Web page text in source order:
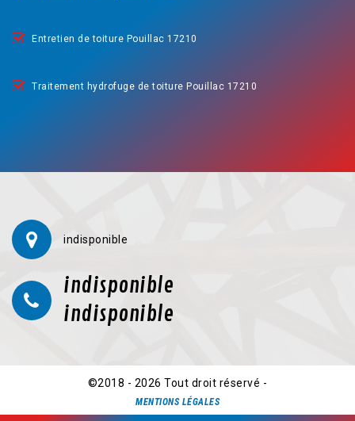
Entretien de toiture Pouillac 17210
Traitement hydrofuge de toiture Pouillac 17210
indisponible
indisponible
indisponible
©2018 - 2026 Tout droit réservé -
MENTIONS LÉGALES